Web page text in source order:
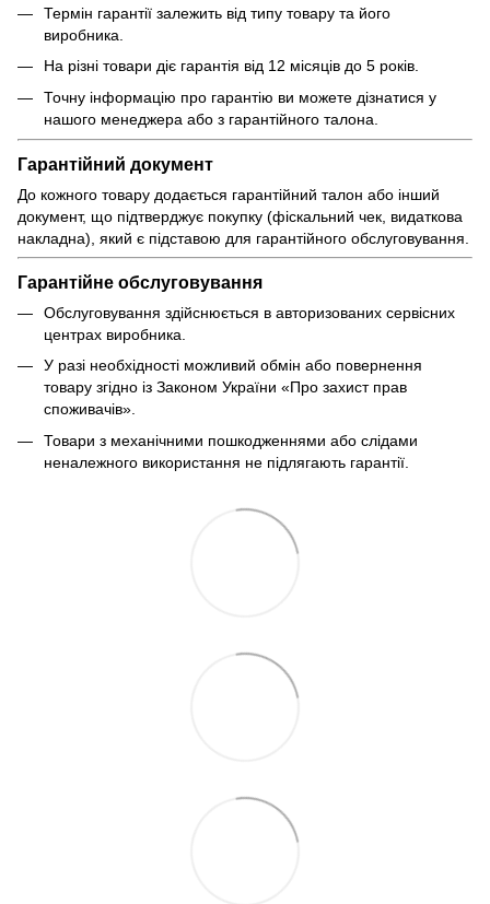
Термін гарантії залежить від типу товару та його
виробника.
На різні товари діє гарантія від 12 місяців до 5 років.
Точну інформацію про гарантію ви можете дізнатися у
нашого менеджера або з гарантійного талона.
Гарантійний документ
До кожного товару додається гарантійний талон або інший
документ, що підтверджує покупку (фіскальний чек, видаткова
накладна), який є підставою для гарантійного обслуговування.
Гарантійне обслуговування
Обслуговування здійснюється в авторизованих сервісних
центрах виробника.
У разі необхідності можливий обмін або повернення
товару згідно із Законом України «Про захист прав
споживачів».
Товари з механічними пошкодженнями або слідами
неналежного використання не підлягають гарантії.